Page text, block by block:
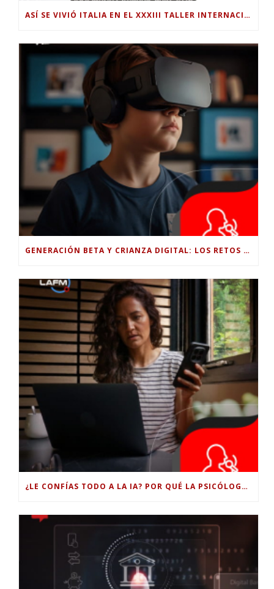
ASÍ SE VIVIÓ ITALIA EN EL XXXIII TALLER INTERNACIONAL INTERDISCIPLINAR
GENERACIÓN BETA Y CRIANZA DIGITAL: LOS RETOS DE CRIAR HIJOS EN LA ERA DE LA INTELIGENCIA ARTIFICIAL
¿LE CONFÍAS TODO A LA IA? POR QUÉ LA PSICÓLOGA DICE QUE ESO PUEDE COSTARTE TUS PROPIAS HABILIDADES